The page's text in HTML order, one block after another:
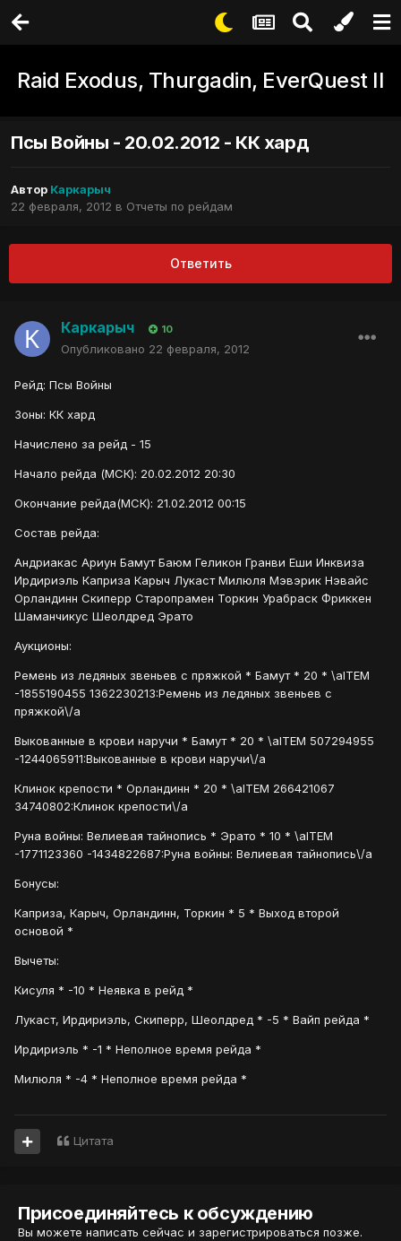
Raid Exodus, Thurgadin, EverQuest II
Псы Войны - 20.02.2012 - КК хард
Автор Каркарыч
22 февраля, 2012 в Отчеты по рейдам
Ответить
Каркарыч 10
Опубликовано 22 февраля, 2012
Рейд: Псы Войны
Зоны: КК хард
Начислено за рейд - 15
Начало рейда (МСК): 20.02.2012 20:30
Окончание рейда(МСК): 21.02.2012 00:15
Состав рейда:
Андриакас Ариун Бамут Баюм Геликон Гранви Еши Инквиза
Ирдириэль Каприза Карыч Лукаст Милюля Мэвэрик Нэвайс
Орландинн Скиперр Старопрамен Торкин Урабраск Фриккен
Шаманчикус Шеолдред Эрато
Аукционы:
Ремень из ледяных звеньев с пряжкой * Бамут * 20 * \aITEM
-1855190455 1362230213:Ремень из ледяных звеньев с
пряжкой\/a
Выкованные в крови наручи * Бамут * 20 * \aITEM 507294955
-1244065911:Выкованные в крови наручи\/a
Клинок крепости * Орландинн * 20 * \aITEM 266421067
34740802:Клинок крепости\/a
Руна войны: Велиевая тайнопись * Эрато * 10 * \aITEM
-1771123360 -1434822687:Руна войны: Велиевая тайнопись\/a
Бонусы:
Каприза, Карыч, Орландинн, Торкин * 5 * Выход второй
основой *
Вычеты:
Кисуля * -10 * Неявка в рейд *
Лукаст, Ирдириэль, Скиперр, Шеолдред * -5 * Вайп рейда *
Ирдириэль * -1 * Неполное время рейда *
Милюля * -4 * Неполное время рейда *
Цитата
Присоединяйтесь к обсуждению
Вы можете написать сейчас и зарегистрироваться позже.